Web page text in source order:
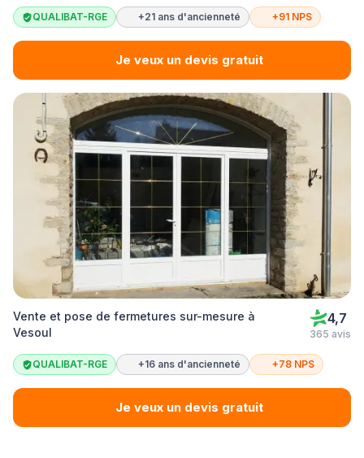
QUALIBAT-RGE +21 ans d'ancienneté +91 NPS
Je veux un devis gratuit
Vente et pose de fermetures sur-mesure à
Vesoul
4,7
365 avis
QUALIBAT-RGE +16 ans d'ancienneté +78 NPS
Je veux un devis gratuit